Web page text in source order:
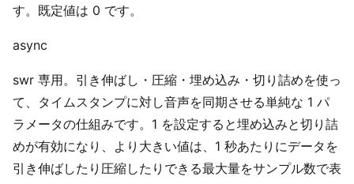
す。既定値は 0 です。
async
swr 専用。引き伸ばし・圧縮・埋め込み・切り詰めを使っ
て、タイムスタンプに対し音声を同期させる単純な 1 パ
ラメータの仕組みです。1 を設定すると埋め込みと切り詰
めが有効になり、より大きい値は、1 秒あたりにデータを
引き伸ばしたり圧縮したりできる最大量をサンプル数で表